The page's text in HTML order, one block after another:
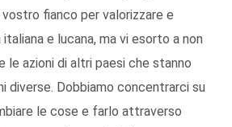
fianco per valorizzare e
e lucana, ma vi esorto a non
le azioni di altri paesi che stanno
diverse. Dobbiamo concentrarci su
le cose e farlo attraverso